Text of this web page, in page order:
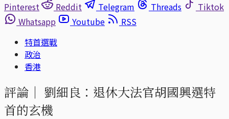
Pinterest
Reddit Telegram Threads
Tiktok
Whatsapp
Youtube
RSS
特首選戰
政治
香港
評論｜ 劉細良：退休大法官胡國興選特
首的玄機